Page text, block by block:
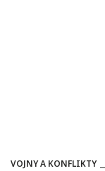
VOJNY A KONFLIKTY